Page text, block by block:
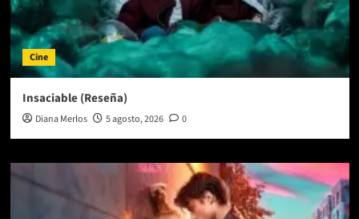
Cine
Insaciable (Reseña)
Diana Merlos 5 agosto, 2026 0